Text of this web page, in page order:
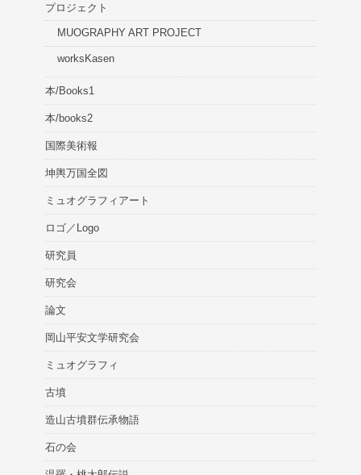
プロジェクト
MUOGRAPHY ART PROJECT
worksKasen
本/Books1
本/books2
国際美術報
坤輿万国全図
ミュオグラフィアート
ロゴ／Logo
研究員
研究会
論文
岡山平安文学研究会
ミュオグラフィ
古墳
造山古墳群伝承物語
石の会